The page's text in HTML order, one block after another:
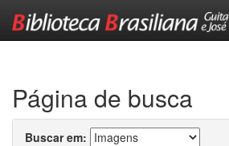
Página de busca
Buscar em: